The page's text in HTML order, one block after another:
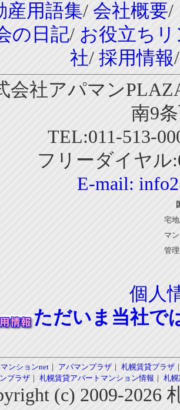
産用語集/ 会社概要/
の日記/ お役立ち
社/ 採用情報
会社アパマン
南9
TEL:011-513-
フリーダイヤル
E-mail:
宅
マ
管
個人
ただいま当社で
ンションnet｜ アパマンプラザ｜ 札幌賃貸プラザ
ンプラザ｜ 札幌賃貸アパートマンション情報 ｜ 札
(c) 2009-2026